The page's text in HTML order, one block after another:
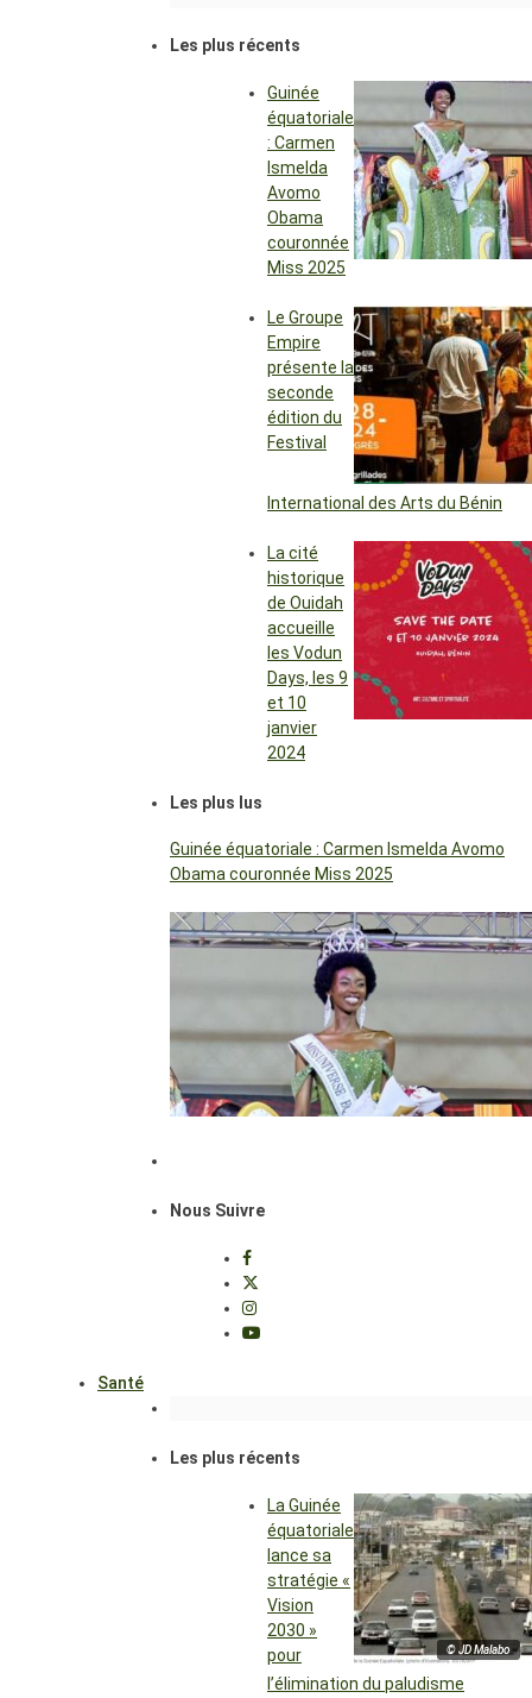
Les plus récents
Guinée
équatoriale
: Carmen
Ismelda
Avomo
Obama
couronnée
Miss 2025
Le Groupe
Empire
présente la
seconde
édition du
Festival
International des Arts du Bénin
La cité
historique
de Ouidah
accueille
les Vodun
Days, les 9
et 10
janvier
2024
Les plus lus
Guinée équatoriale : Carmen Ismelda Avomo
Obama couronnée Miss 2025
Nous Suivre
Santé
Les plus récents
© JD Malabo
La Guinée
équatoriale
lance sa
stratégie «
Vision
2030 »
pour
l’élimination du paludisme